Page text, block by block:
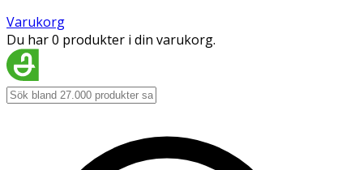
Varukorg
Du har 0 produkter i din varukorg.